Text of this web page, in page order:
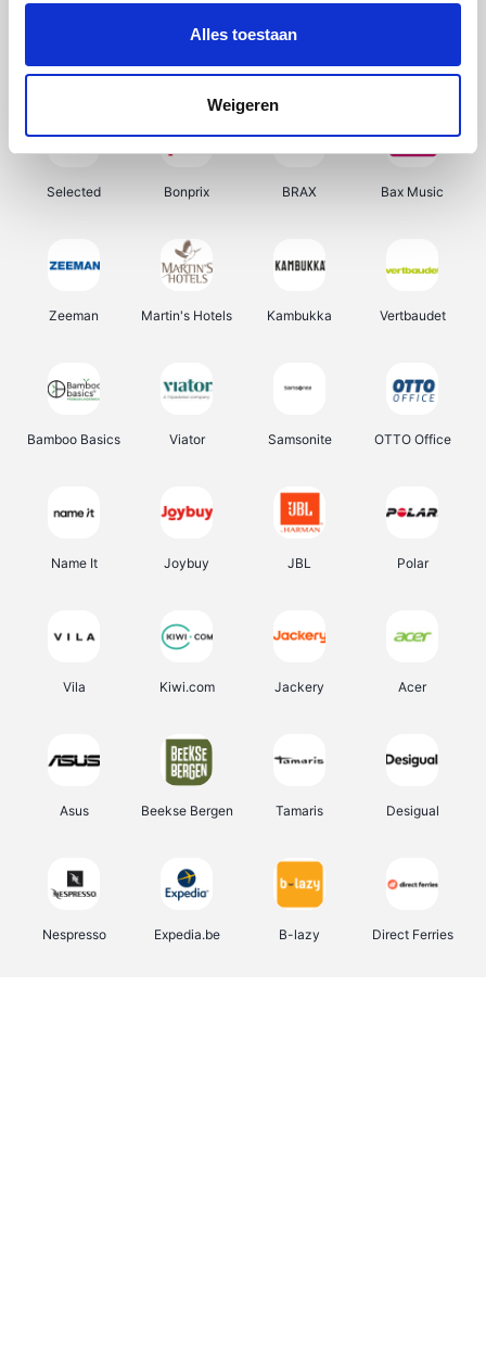
Alles toestaan
Weigeren
Samsung Delonghi Tennis Point My Jewellery
Selected Bonprix BRAX Bax Music
Zeeman Martin's Hotels Kambukka Vertbaudet
Bamboo Basics Viator Samsonite OTTO Office
Name It Joybuy JBL Polar
Vila Kiwi.com Jackery Acer
Asus Beekse Bergen Tamaris Desigual
Nespresso Expedia.be B-lazy Direct Ferries